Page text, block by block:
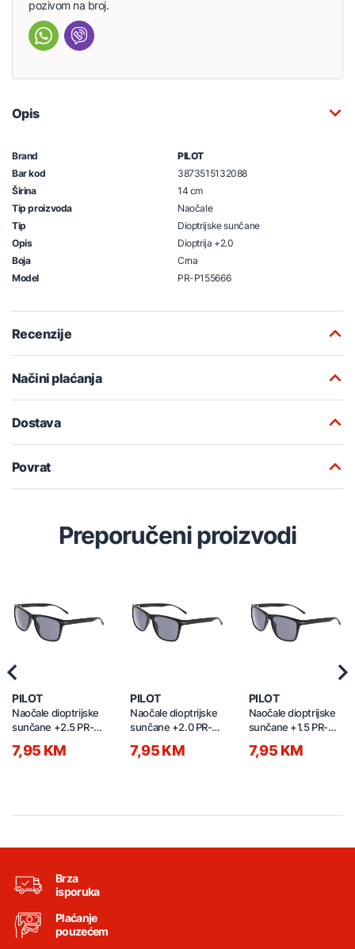
pozivom na broj.
Opis
Brand
PILOT
Bar kod
3873515132088
Širina
14 cm
Tip proizvoda
Naočale
Tip
Dioptrijske sunčane
Opis
Dioptrija +2.0
Boja
Crna
Model
PR-P155666
Recenzije
Načini plaćanja
Dostava
Povrat
Preporučeni proizvodi
PILOT
Naočale dioptrijske
sunčane +2.5 PR-
7,95 KM
PILOT
Naočale dioptrijske
sunčane +2.0 PR-
7,95 KM
PILOT
Naočale dioptrijske
sunčane +1.5 PR-
7,95 KM
Brza
isporuka
Plaćanje
pouzećem